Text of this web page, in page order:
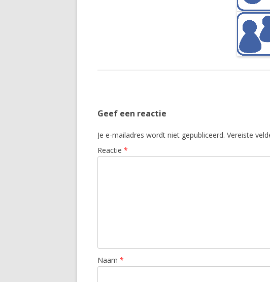
Geef een reactie
Je e-mailadres wordt niet gepubliceerd. Vereiste
Reactie *
Naam *